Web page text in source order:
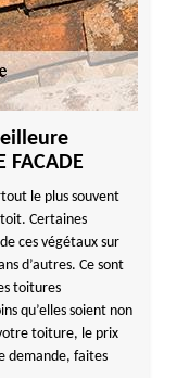
FACADE
le plus souvent
Certaines
ces végétaux sur
d’autres. Ce sont
toitures
qu’elles soient non
toiture, le prix
demande, faites